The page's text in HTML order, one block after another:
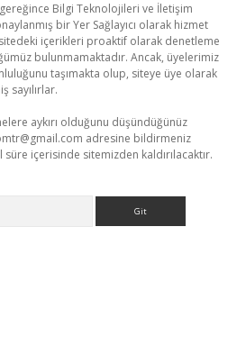
gereğince Bilgi Teknolojileri ve İletişim
bir Yer Sağlayıcı olarak hizmet
içerikleri proaktif olarak denetleme
bulunmamaktadır. Ancak, üyelerimiz
taşımakta olup, siteye üye olarak
sayılırlar.
aykırı olduğunu düşündüğünüz
adresine bildirmeniz
içerisinde sitemizden kaldırılacaktır.